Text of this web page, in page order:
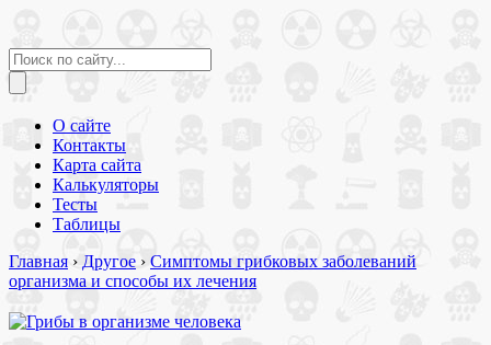
О сайте
Контакты
Карта сайта
Калькуляторы
Тесты
Таблицы
Главная › Другое › Симптомы грибковых заболеваний
организма и способы их лечения